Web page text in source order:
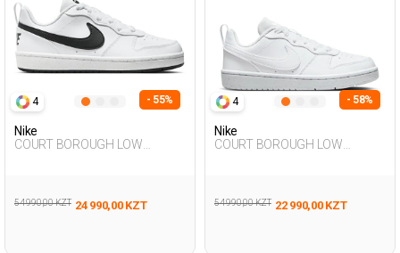
4 - 55%
Nike
COURT BOROUGH LOW
54 990,00 KZT 24 990,00 KZT
4 - 58%
Nike
COURT BOROUGH LOW
54 990,00 KZT 22 990,00 KZT